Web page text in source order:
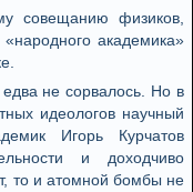
совещанию физиков,
академика»
не сорвалось. Но в
идеологов научный
Игорь Курчатов
и доходчиво
то и атомной бомбы не